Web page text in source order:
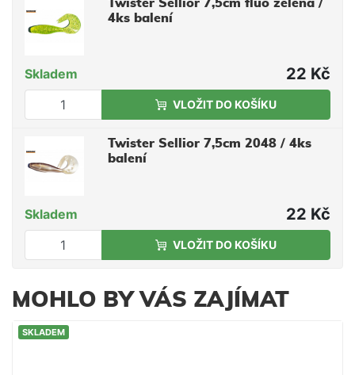
Twister Sellior 7,5cm fluo zelená /
4ks balení
Skladem 22 Kč
VLOŽIT DO KOŠÍKU
Twister Sellior 7,5cm 2048 / 4ks
balení
Skladem 22 Kč
VLOŽIT DO KOŠÍKU
MOHLO BY VÁS ZAJÍMAT
SKLADEM